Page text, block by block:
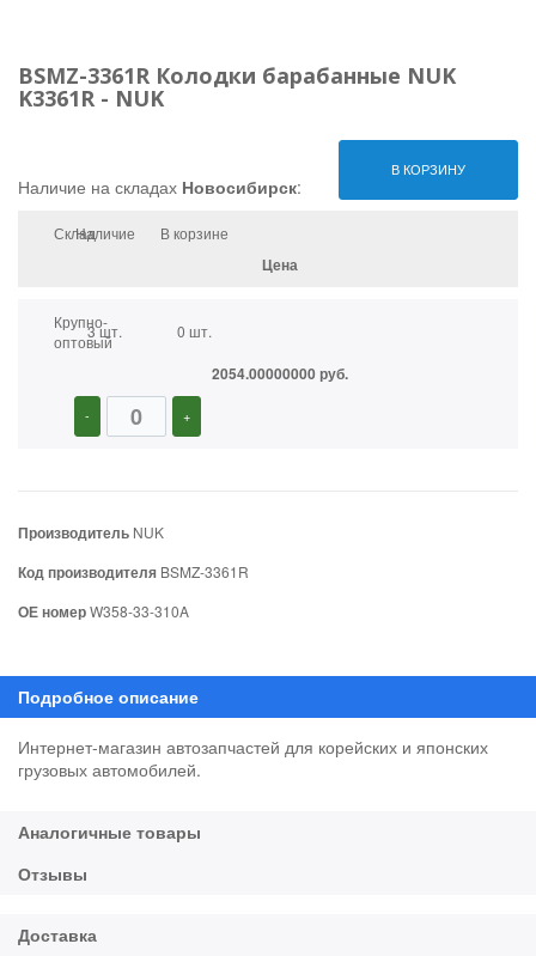
BSMZ-3361R Колодки барабанные NUK
K3361R - NUK
В КОРЗИНУ
Наличие на складах Новосибирск:
СкладНаличие В корзине
Цена
Крупно-
оптовый
3 шт. 0 шт.
2054.00000000 руб.
- +
Производитель NUK
Код производителя BSMZ-3361R
ОЕ номерW358-33-310A
Интернет-магазин автозапчастей для корейских и японских
грузовых автомобилей.